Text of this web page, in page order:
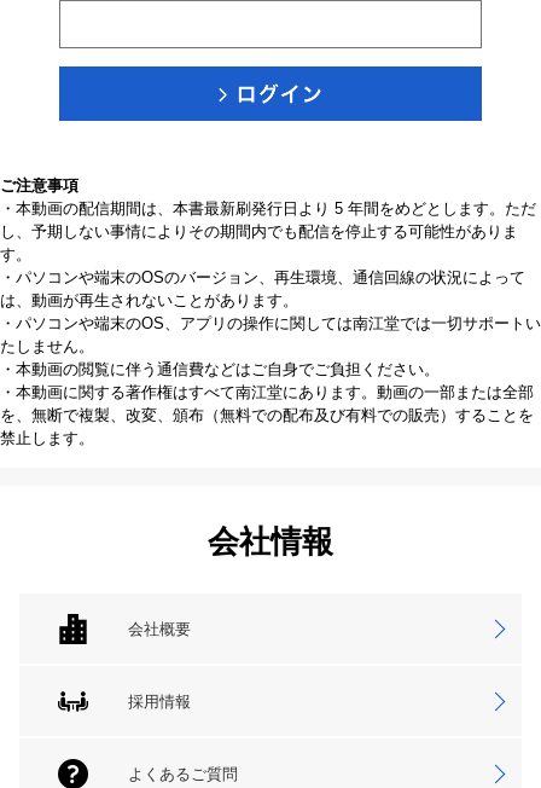
ご注意事項
・本動画の配信期間は、本書最新刷発行日より 5 年間をめどとします。ただ
し、予期しない事情によりその期間内でも配信を停止する可能性がありま
す。
・パソコンや端末のOSのバージョン、再生環境、通信回線の状況によって
は、動画が再生されないことがあります。
・パソコンや端末のOS、アプリの操作に関しては南江堂では一切サポートい
たしません。
・本動画の閲覧に伴う通信費などはご自身でご負担ください。
・本動画に関する著作権はすべて南江堂にあります。動画の一部または全部
を、無断で複製、改変、頒布（無料での配布及び有料での販売）することを
禁止します。
会社情報
会社概要
採用情報
よくあるご質問